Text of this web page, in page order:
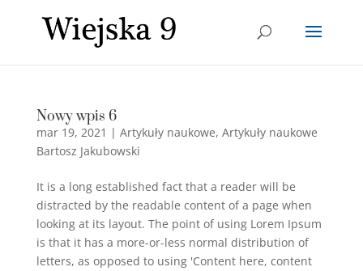
Nowy wpis 6
mar 19, 2021 | Artykuły naukowe, Artykuły naukowe
Bartosz Jakubowski
It is a long established fact that a reader will be
distracted by the readable content of a page when
looking at its layout. The point of using Lorem Ipsum
is that it has a more-or-less normal distribution of
letters, as opposed to using 'Content here, content